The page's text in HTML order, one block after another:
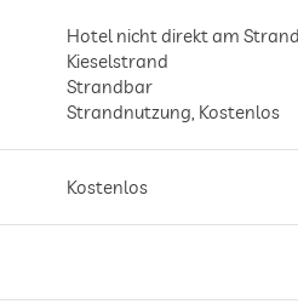
Hotel nicht direkt am
Kieselstrand
Strandbar
Strandnutzung, Kostenlos
Kostenlos